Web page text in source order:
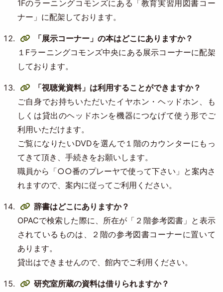
1Fのラーニングコモンズにある「教育実習用図書コー
ナー」に配架しております。
「展示コーナー」の本はどこにありますか？
１Fラーニングコモンズ中央にある展示コーナーに配架
しております。
「視聴覚資料」は利用することができますか？
ご自身でお持ちいただいたイヤホン・ヘッドホン、も
しくは貸出のヘッドホンを機器につなげて使う形でご
利用いただけます。
ご覧になりたいDVDを選んで１階のカウンターにもっ
てきて頂き、手続きをお願いします。
職員から「○○番のプレーヤで使って下さい」と案内さ
れますので、案内に従ってご利用ください。
辞書はどこにありますか？
OPACで検索した際に、所在が「２階参考図書」と表示
されているものは、２階の参考図書コーナーに置いて
あります。
貸出はできませんので、館内でご利用ください。
研究室所蔵の資料は借りられますか？